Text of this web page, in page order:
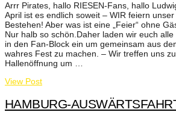
Arrr Pirates, hallo RIESEN-Fans, hallo
April ist es endlich soweit – WIR feiern
Bestehen! Aber was ist eine „Feier“ ohne
Nur halb so schön.Daher laden wir euch
in den Fan-Block ein um gemeinsam aus
wahres Fest zu machen. – Wir treffen uns
Hallenöffnung um …
View Post
HAMBURG-